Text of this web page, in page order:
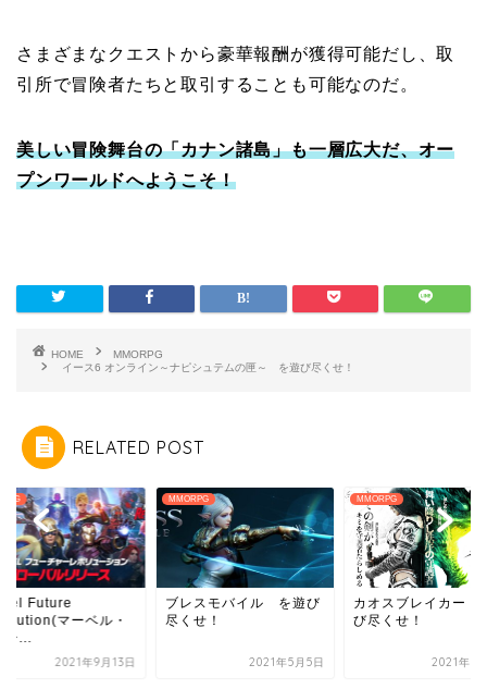
さまざまなクエストから豪華報酬が獲得可能だし、取
引所で冒険者たちと取引することも可能なのだ。
美しい冒険舞台の「カナン諸島」も一層広大だ、オー
プンワールドへようこそ！
HOME
MMORPG
イース6 オンライン～ナピシュテムの匣～ を遊び尽くせ！
RELATED POST
スモバイル を遊び
せ！
2021年5月5日
MMORPG
カオスブレイカー を遊
び尽くせ！
2021年5月31日
MMORPG
Marvel Future
Revolution(マーベ
2021年9